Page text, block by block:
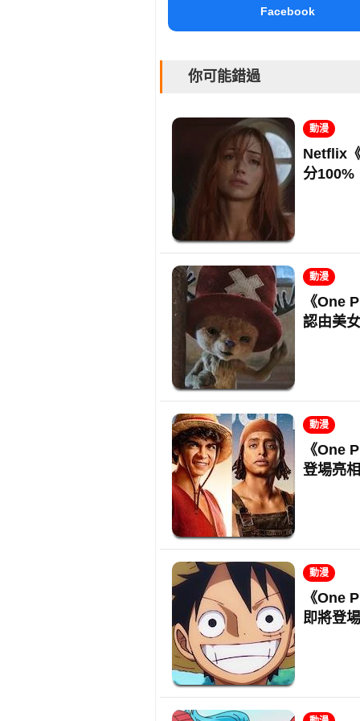
Facebook
你可能錯過
動漫
Netflix
分100%
動漫
《One
認由美
動漫
《One
登場亮相
動漫
《One
即將登場